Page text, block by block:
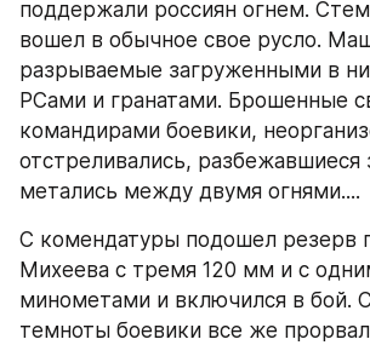
поддержали россиян огнем.
вошел в обычное свое русло.
разрываемые загруженными в
РСами и гранатами. Брошенные
командирами боевики,
отстреливались, разбежавшиеся
метались между двумя огнями....
С комендатуры подошел резерв
Михеева с тремя 120 мм и с
минометами и включился в бой.
темноты боевики все же